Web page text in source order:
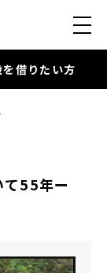
を借りたい方
55年ー
概要
中